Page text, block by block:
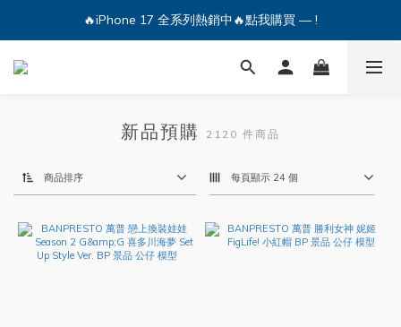
🔥iPhone 17 全系列熱銷中🔥點我購買 — !
🔥iPhone 17 全系列熱銷中🔥點我購買 — !
💕加入Q哥 Line 新好友領優惠券！🎫
新品預購 2120 件商品
商品排序 每頁顯示 24 個